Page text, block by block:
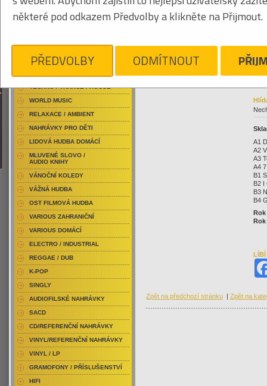
A1
A2
A3
A4
B1
B2 I
B3
B4
Rok
LÍBÍ
Zpět na předchozí stránku | Zpět na
RAP / HIP HOP DOMÁCÍ
RAP / HIP HOP ZAHRANIČNÍ
DVD / HUDBA
PUNK / HARDCORE
TECHNO / TRANCE / HOUSE
WORLD MUSIC
RELAXACE / AMBIENT
NAHRÁVKY PRO DĚTI
LIDOVÁ HUDBA DOMÁCÍ
MLUVENÉ SLOVO /
AUDIO KNIHY
VÁNOČNÍ KOLEDY
VÁŽNÁ HUDBA
OST FILMOVÁ HUDBA
VARIOUS ZAHRANIČNÍ
VARIOUS DOMÁCÍ
ELECTRO / INDUSTRIAL
REGGAE / DUB
K-POP
SINGLY
AUDIOFILSKÉ NAHRÁVKY
SACD
CD/REFERENČNÍ NAHRÁVKY
VINYL/REFERENČNÍ NAHRÁVKY
VINYL / LP
GRAMOFONY / PŘÍSLUŠENSTVÍ
HIFI
některé pod odkazem Předvolby a klikněte na Přijmout.
PŘEDVOLBY ODMÍTNOUT